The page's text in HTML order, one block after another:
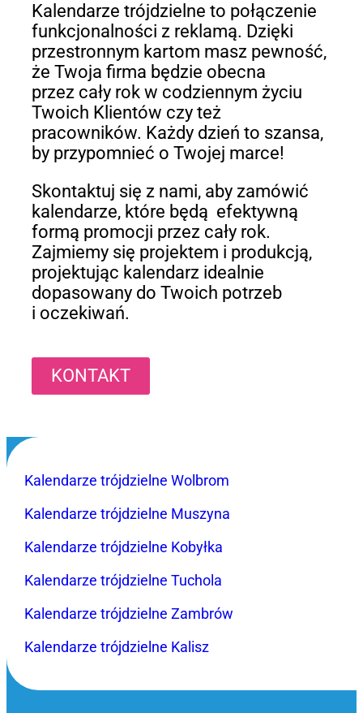
Kalendarze trójdzielne to połączenie
funkcjonalności z reklamą. Dzięki
przestronnym kartom masz pewność,
że Twoja firma będzie obecna
przez cały rok w codziennym życiu
Twoich Klientów czy też
pracowników. Każdy dzień to szansa,
by przypomnieć o Twojej marce!
Skontaktuj się z nami, aby zamówić
kalendarze, które będą efektywną
formą promocji przez cały rok.
Zajmiemy się projektem i produkcją,
projektując kalendarz idealnie
dopasowany do Twoich potrzeb
i oczekiwań.
KONTAKT
Kalendarze trójdzielne Wolbrom
Kalendarze trójdzielne Muszyna
Kalendarze trójdzielne Kobyłka
Kalendarze trójdzielne Tuchola
Kalendarze trójdzielne Zambrów
Kalendarze trójdzielne Kalisz